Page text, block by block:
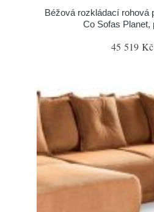
Béžová rozkládací rohová
Co Sofas Planet,
45 519 Kč